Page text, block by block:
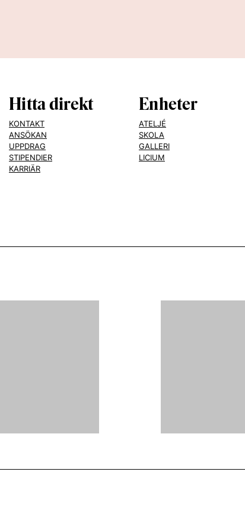
Hitta direkt
KONTAKT
ANSÖKAN
UPPDRAG
STIPENDIER
KARRIÄR
Enheter
ATELJÉ
SKOLA
GALLERI
LICIUM